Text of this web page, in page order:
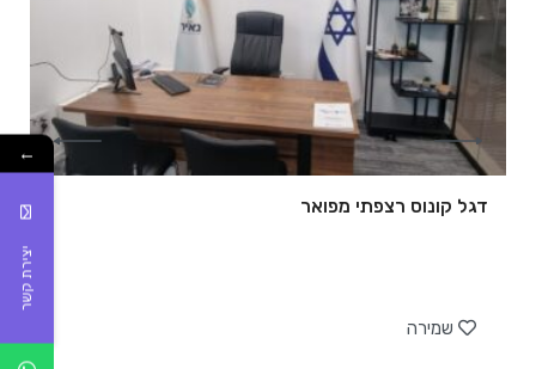
דגל קונוס רצפתי מפואר
שמירה
←
יצירת קשר